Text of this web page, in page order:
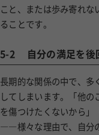
こと、または歩み寄れな
ることです。
5-2 自分の満足を
長期的な関係の中で、多
してしまいます。「他
を傷つけたくないから」
――様々な理由で、自分